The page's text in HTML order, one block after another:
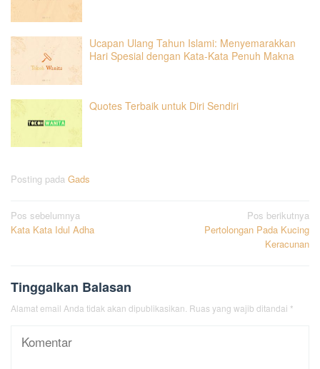
Ucapan Ulang Tahun Islami: Menyemarakkan
Hari Spesial dengan Kata-Kata Penuh Makna
Quotes Terbaik untuk Diri Sendiri
Posting pada Gads
Navigasi
pos
Pos sebelumnya
Kata Kata Idul Adha
Pos berikutnya
Pertolongan Pada Kucing
Keracunan
Tinggalkan Balasan
Alamat email Anda tidak akan dipublikasikan. Ruas yang wajib ditandai *